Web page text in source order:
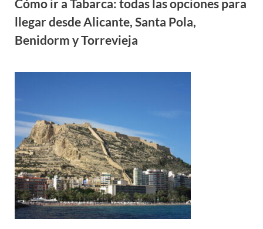
Cómo ir a Tabarca: todas las opciones para
llegar desde Alicante, Santa Pola,
Benidorm y Torrevieja